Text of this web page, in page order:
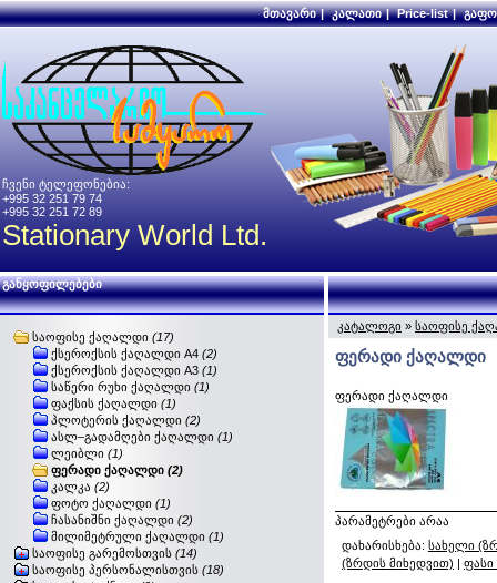
მთავარი | კალათი | Price-list |
ჩვენი ტელეფონებია:
+995 32 251 79 74
+995 32 251 72 89
Stationary World Ltd.
განყოფილებები
საოფისე ქაღალდი (17)
ქსეროქსის ქაღალდი A4 (2)
ქსეროქსის ქაღალდი A3 (1)
საწერი რუხი ქაღალდი (1)
ფაქსის ქაღალდი (1)
პლოტერის ქაღალდი (2)
ასლ–გადამღები ქაღალდი (1)
ლეიბლი (1)
ფერადი ქაღალდი (2)
კალკა (2)
ფოტო ქაღალდი (1)
ჩასანიშნი ქაღალდი (2)
მილიმეტრული ქაღალდი (1)
საოფისე გარემოსთვის (14)
საოფისე პერსონალისთვის (18)
კატალოგი » საოფისე
ფერადი ქაღალდი
ფერადი ქაღალდი
პარამეტრები არაა
დახარისხება: სახელი
(ზრდის მიხედვით) | ფასი